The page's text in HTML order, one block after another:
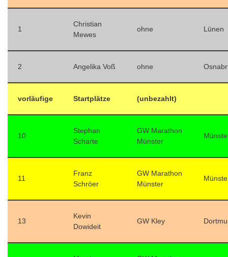
1
Christian
Mewes
ohne Lünen
2 Angelika Voß ohne
vorläufige Startplätze (unbezahlt)
10
Stephan
Scharte
GW Marathon
Münster
11
Franz
Schröer
GW Marathon
Münster
13
Kevin
Dowideit
GW Kley